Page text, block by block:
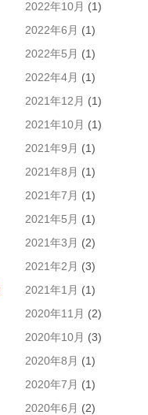
2022年10月 (1)
2022年6月 (1)
2022年5月 (1)
2022年4月 (1)
2021年12月 (1)
2021年10月 (1)
2021年9月 (1)
2021年8月 (1)
2021年7月 (1)
2021年5月 (1)
2021年3月 (2)
2021年2月 (3)
2021年1月 (1)
2020年11月 (2)
2020年10月 (3)
2020年8月 (1)
2020年7月 (1)
2020年6月 (2)